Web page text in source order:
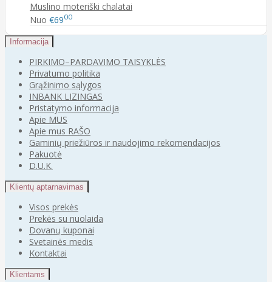
Muslino moteriški chalatai
Nuo €6900
Informacija
PIRKIMO–PARDAVIMO TAISYKLĖS
Privatumo politika
Grąžinimo sąlygos
INBANK LIZINGAS
Pristatymo informacija
Apie MUS
Apie mus RAŠO
Gaminių priežiūros ir naudojimo rekomendacijos
Pakuotė
D.U.K.
Klientų aptarnavimas
Visos prekės
Prekės su nuolaida
Dovanų kuponai
Svetainės medis
Kontaktai
Klientams